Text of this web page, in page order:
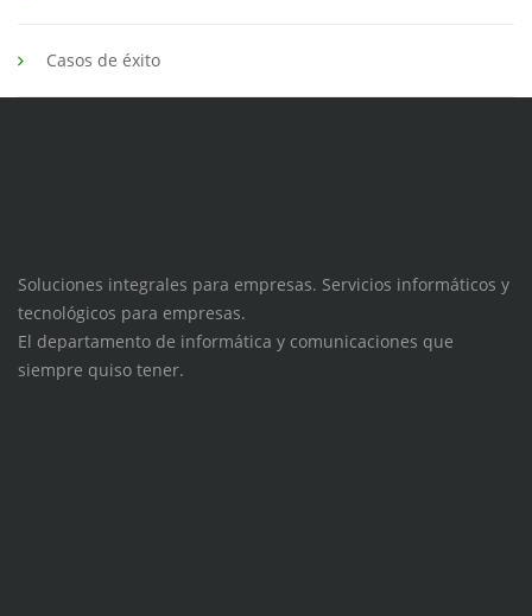
Casos de éxito
Soluciones integrales para empresas. Servicios informáticos y
tecnológicos para empresas.
El departamento de informática y comunicaciones que
siempre quiso tener.